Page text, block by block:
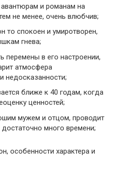
и романам на
не менее, очень влюбчив;
то спокоен и умиротворен,
гнева;
перемены в его настроении,
атмосфера
недосказанности;
ближе к 40 годам, когда
ценностей;
мужем и отцом, проводит
много времени;
особенности характера и